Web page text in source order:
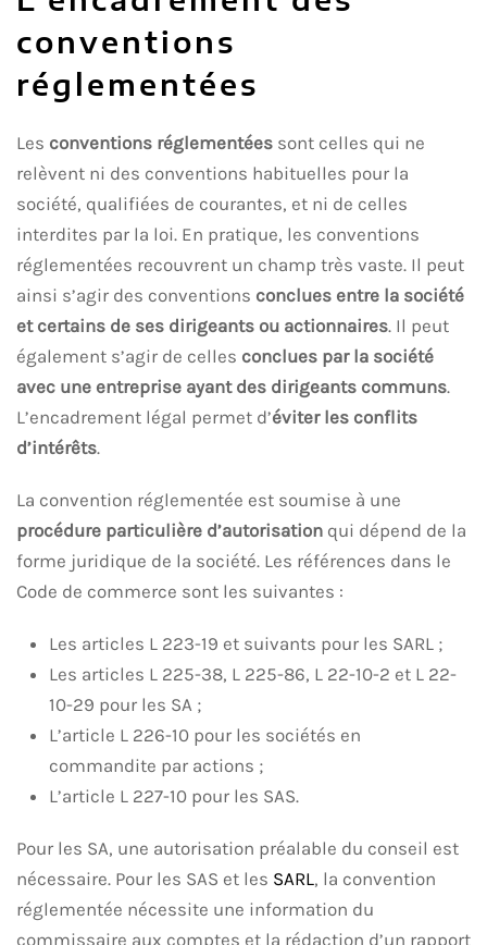
conventions
réglementées
Les conventions réglementées sont celles qui ne
relèvent ni des conventions habituelles pour la
société, qualifiées de courantes, et ni de celles
interdites par la loi. En pratique, les conventions
réglementées recouvrent un champ très vaste. Il peut
ainsi s’agir des conventions conclues entre la société
et certains de ses dirigeants ou actionnaires. Il peut
également s’agir de celles conclues par la société
avec une entreprise ayant des dirigeants communs.
L’encadrement légal permet d’éviter les conflits
d’intérêts.
La convention réglementée est soumise à une
procédure particulière d’autorisation qui dépend de la
forme juridique de la société. Les références dans le
Code de commerce sont les suivantes :
Les articles L 223-19 et suivants pour les SARL ;
Les articles L 225-38, L 225-86, L 22-10-2 et L 22-
10-29 pour les SA ;
L’article L 226-10 pour les sociétés en
commandite par actions ;
L’article L 227-10 pour les SAS.
Pour les SA, une autorisation préalable du conseil est
nécessaire. Pour les SAS et les SARL, la convention
réglementée nécessite une information du
commissaire aux comptes et la rédaction d’un rapport